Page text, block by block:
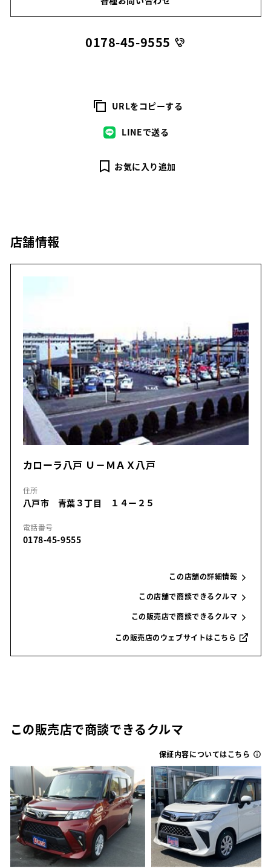
0178-45-9555
URLをコピーする
LINEで送る
お気に入り追加
店舗情報
カローラ八戸 Ｕ－ＭＡＸ八戸
住所
八戸市 青葉３丁目 １４ー２５
電話番号
0178-45-9555
この店舗の詳細情報
この店舗で商談できるクルマ
この販売店で商談できるクルマ
この販売店のウェブサイトはこちら
この販売店で商談できるクルマ
保証内容についてはこちら